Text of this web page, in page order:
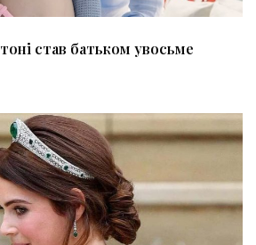
став батьком увосьме